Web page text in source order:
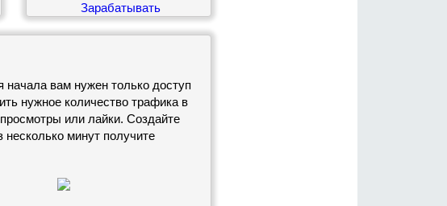
Зарабатывать
вам нужен только доступ
нужное количество трафика в
или лайки. Создайте
минут получите